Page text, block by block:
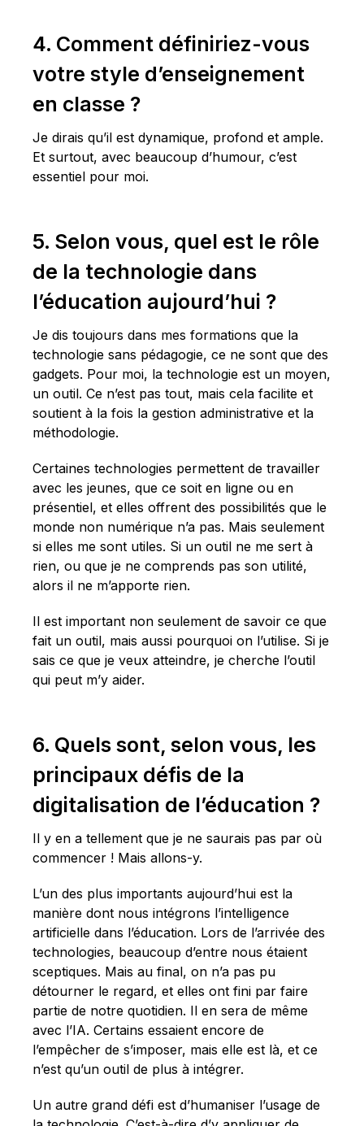
4. Comment définiriez-vous
votre style d’enseignement
en classe ?
Je dirais qu’il est dynamique, profond et ample.
Et surtout, avec beaucoup d’humour, c’est
essentiel pour moi.
5. Selon vous, quel est le rôle
de la technologie dans
l’éducation aujourd’hui ?
Je dis toujours dans mes formations que la
technologie sans pédagogie, ce ne sont que des
gadgets. Pour moi, la technologie est un moyen,
un outil. Ce n’est pas tout, mais cela facilite et
soutient à la fois la gestion administrative et la
méthodologie.
Certaines technologies permettent de travailler
avec les jeunes, que ce soit en ligne ou en
présentiel, et elles offrent des possibilités que le
monde non numérique n’a pas. Mais seulement
si elles me sont utiles. Si un outil ne me sert à
rien, ou que je ne comprends pas son utilité,
alors il ne m’apporte rien.
Il est important non seulement de savoir ce que
fait un outil, mais aussi pourquoi on l’utilise. Si je
sais ce que je veux atteindre, je cherche l’outil
qui peut m’y aider.
6. Quels sont, selon vous, les
principaux défis de la
digitalisation de l’éducation ?
Il y en a tellement que je ne saurais pas par où
commencer ! Mais allons-y.
L’un des plus importants aujourd’hui est la
manière dont nous intégrons l’intelligence
artificielle dans l’éducation. Lors de l’arrivée des
technologies, beaucoup d’entre nous étaient
sceptiques. Mais au final, on n’a pas pu
détourner le regard, et elles ont fini par faire
partie de notre quotidien. Il en sera de même
avec l’IA. Certains essaient encore de
l’empêcher de s’imposer, mais elle est là, et ce
n’est qu’un outil de plus à intégrer.
Un autre grand défi est d’humaniser l’usage de